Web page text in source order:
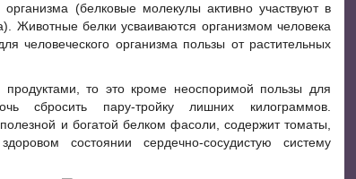
(белковые молекулы активно участвуют в
Животные белки усваиваются организмом человека
человеческого организма пользы от растительных
то это кроме неоспоримой пользы для
сбросить пару-тройку лишних килограммов.
и богатой белком фасоли, содержит томаты,
состоянии сердечно-сосудистую систему